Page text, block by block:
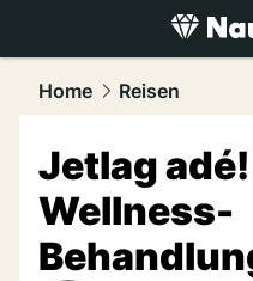
luxury.NAU.ch
Home Reisen
Jetlag
Wellness-